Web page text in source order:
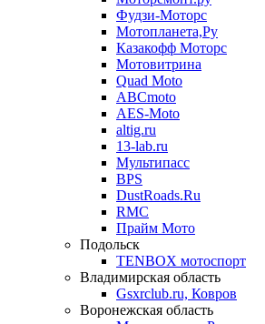
Фудзи-Моторс
Мотопланета,Ру
Казакофф Моторс
Мотовитрина
Quad Moto
ABCmoto
AES-Moto
altig.ru
13-lab.ru
Мультипасс
BPS
DustRoads.Ru
RMC
Прайм Мото
Подольск
TENBOX мотоспорт
Владимирская область
Gsxrclub.ru, Ковров
Воронежская область